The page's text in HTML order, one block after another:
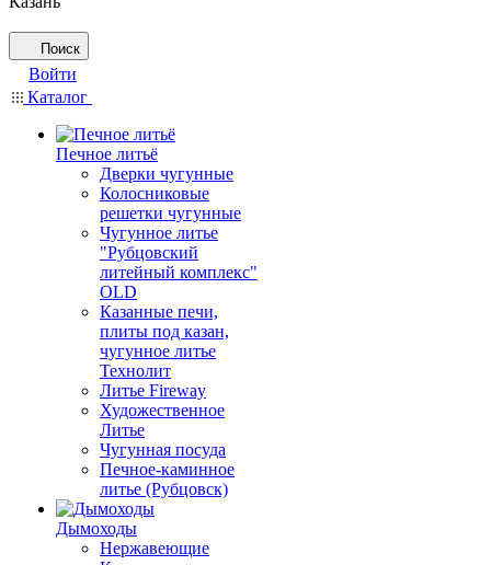
Поиск
Войти
Каталог
Печное литьё
Дверки чугунные
Колосниковые
решетки чугунные
Чугунное литье
"Рубцовский
литейный комплекс"
OLD
Казанные печи,
плиты под казан,
чугунное литье
Технолит
Литье Fireway
Художественное
Литье
Чугунная посуда
Печное-каминное
литье (Рубцовск)
Дымоходы
Нержавеющие